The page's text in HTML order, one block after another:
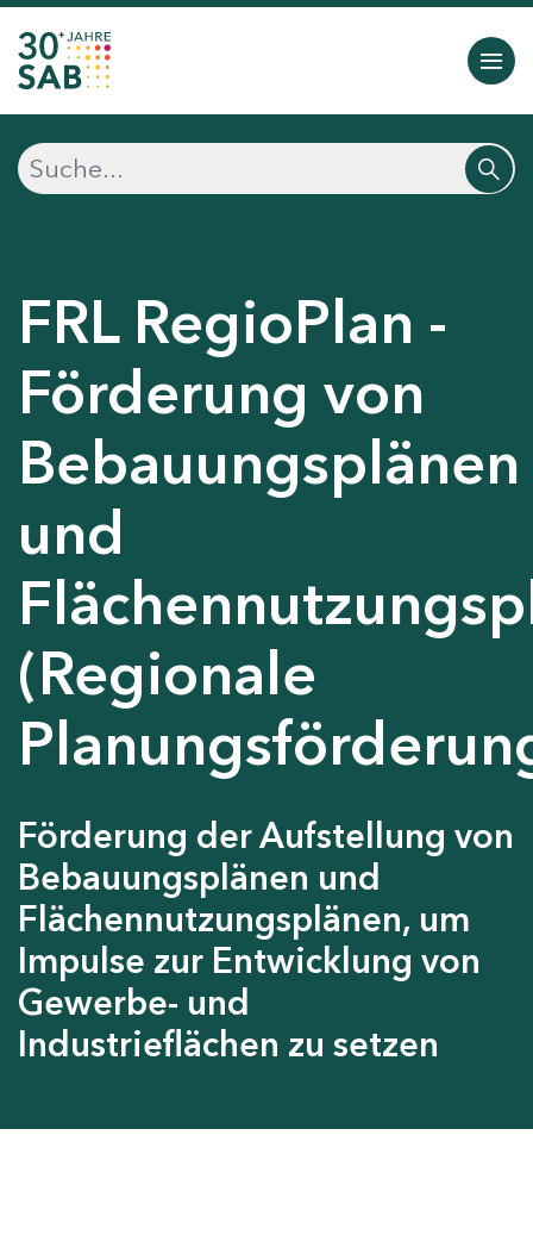
FRL RegioPlan -
Förderung von
Bebauungsplänen
und
(Regionale
Förderung der Aufstellung von
Bebauungsplänen und
Flächennutzungsplänen, um
Impulse zur Entwicklung von
Gewerbe- und
Industrieflächen zu setzen